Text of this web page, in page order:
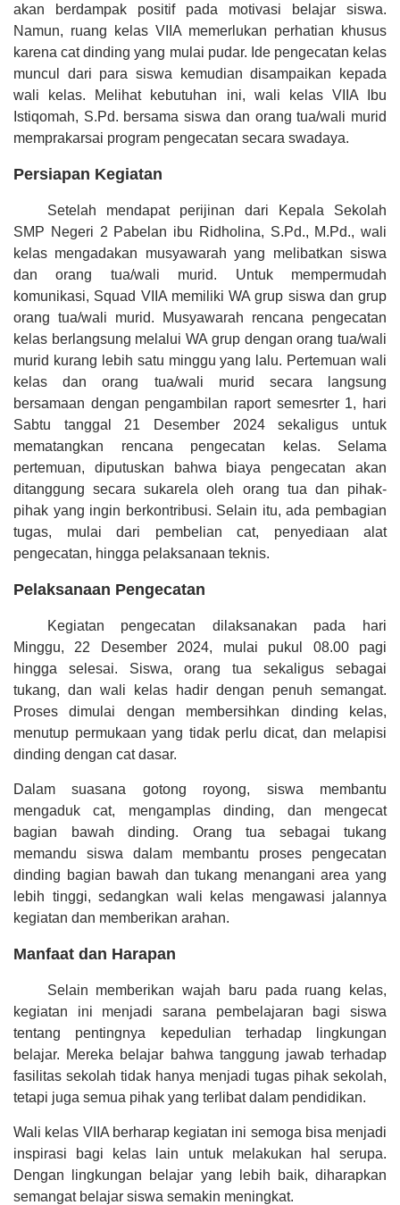
akan berdampak positif pada motivasi belajar siswa.
Namun, ruang kelas VIIA memerlukan perhatian khusus
karena cat dinding yang mulai pudar. Ide pengecatan kelas
muncul dari para siswa kemudian disampaikan kepada
wali kelas. Melihat kebutuhan ini, wali kelas VIIA Ibu
Istiqomah, S.Pd. bersama siswa dan orang tua/wali murid
memprakarsai program pengecatan secara swadaya.
Persiapan Kegiatan
Setelah mendapat perijinan dari Kepala Sekolah
SMP Negeri 2 Pabelan ibu Ridholina, S.Pd., M.Pd., wali
kelas mengadakan musyawarah yang melibatkan siswa
dan orang tua/wali murid. Untuk mempermudah
komunikasi, Squad VIIA memiliki WA grup siswa dan grup
orang tua/wali murid. Musyawarah rencana pengecatan
kelas berlangsung melalui WA grup dengan orang tua/wali
murid kurang lebih satu minggu yang lalu. Pertemuan wali
kelas dan orang tua/wali murid secara langsung
bersamaan dengan pengambilan raport semesrter 1, hari
Sabtu tanggal 21 Desember 2024 sekaligus untuk
mematangkan rencana pengecatan kelas. Selama
pertemuan, diputuskan bahwa biaya pengecatan akan
ditanggung secara sukarela oleh orang tua dan pihak-
pihak yang ingin berkontribusi. Selain itu, ada pembagian
tugas, mulai dari pembelian cat, penyediaan alat
pengecatan, hingga pelaksanaan teknis.
Pelaksanaan Pengecatan
Kegiatan pengecatan dilaksanakan pada hari
Minggu, 22 Desember 2024, mulai pukul 08.00 pagi
hingga selesai. Siswa, orang tua sekaligus sebagai
tukang, dan wali kelas hadir dengan penuh semangat.
Proses dimulai dengan membersihkan dinding kelas,
menutup permukaan yang tidak perlu dicat, dan melapisi
dinding dengan cat dasar.
Dalam suasana gotong royong, siswa membantu
mengaduk cat, mengamplas dinding, dan mengecat
bagian bawah dinding. Orang tua sebagai tukang
memandu siswa dalam membantu proses pengecatan
dinding bagian bawah dan tukang menangani area yang
lebih tinggi, sedangkan wali kelas mengawasi jalannya
kegiatan dan memberikan arahan.
Manfaat dan Harapan
Selain memberikan wajah baru pada ruang kelas,
kegiatan ini menjadi sarana pembelajaran bagi siswa
tentang pentingnya kepedulian terhadap lingkungan
belajar. Mereka belajar bahwa tanggung jawab terhadap
fasilitas sekolah tidak hanya menjadi tugas pihak sekolah,
tetapi juga semua pihak yang terlibat dalam pendidikan.
Wali kelas VIIA berharap kegiatan ini semoga bisa menjadi
inspirasi bagi kelas lain untuk melakukan hal serupa.
Dengan lingkungan belajar yang lebih baik, diharapkan
semangat belajar siswa semakin meningkat.